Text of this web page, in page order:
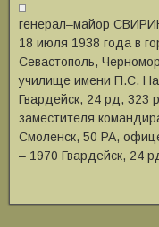
генерал‒майор
18 июля 1938 года в
Севастополь,
училище имени П.С.
Гвардейск, 24 рд, 323
заместителя
Смоленск, 50 РА,
– 1970 Гвардейск, 24